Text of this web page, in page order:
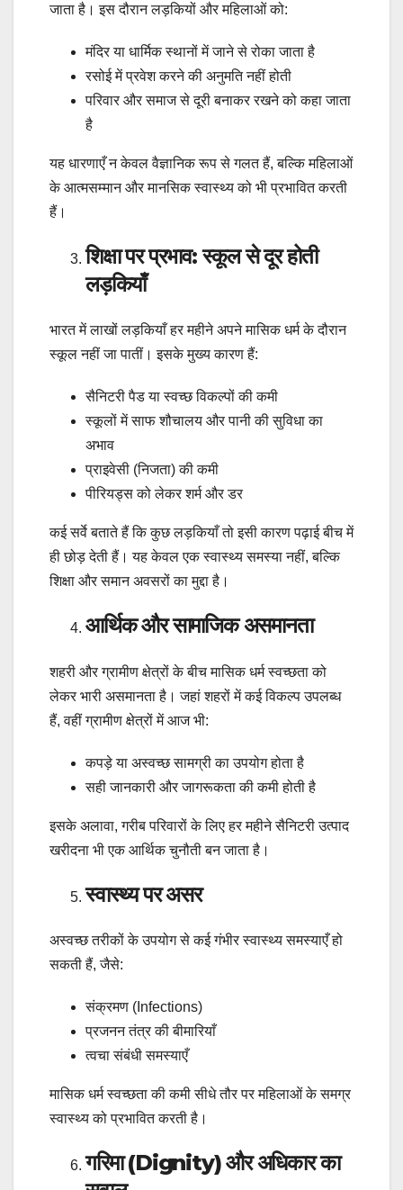
जाता है। इस दौरान लड़कियों और महिलाओं को:
मंदिर या धार्मिक स्थानों में जाने से रोका जाता है
रसोई में प्रवेश करने की अनुमति नहीं होती
परिवार और समाज से दूरी बनाकर रखने को कहा जाता
है
यह धारणाएँ न केवल वैज्ञानिक रूप से गलत हैं, बल्कि महिलाओं
के आत्मसम्मान और मानसिक स्वास्थ्य को भी प्रभावित करती
हैं।
शिक्षा पर प्रभाव: स्कूल से दूर होती
लड़कियाँ
भारत में लाखों लड़कियाँ हर महीने अपने मासिक धर्म के दौरान
स्कूल नहीं जा पातीं। इसके मुख्य कारण हैं:
सैनिटरी पैड या स्वच्छ विकल्पों की कमी
स्कूलों में साफ शौचालय और पानी की सुविधा का
अभाव
प्राइवेसी (निजता) की कमी
पीरियड्स को लेकर शर्म और डर
कई सर्वे बताते हैं कि कुछ लड़कियाँ तो इसी कारण पढ़ाई बीच में
ही छोड़ देती हैं। यह केवल एक स्वास्थ्य समस्या नहीं, बल्कि
शिक्षा और समान अवसरों का मुद्दा है।
आर्थिक और सामाजिक असमानता
शहरी और ग्रामीण क्षेत्रों के बीच मासिक धर्म स्वच्छता को
लेकर भारी असमानता है। जहां शहरों में कई विकल्प उपलब्ध
हैं, वहीं ग्रामीण क्षेत्रों में आज भी:
कपड़े या अस्वच्छ सामग्री का उपयोग होता है
सही जानकारी और जागरूकता की कमी होती है
इसके अलावा, गरीब परिवारों के लिए हर महीने सैनिटरी उत्पाद
खरीदना भी एक आर्थिक चुनौती बन जाता है।
स्वास्थ्य पर असर
अस्वच्छ तरीकों के उपयोग से कई गंभीर स्वास्थ्य समस्याएँ हो
सकती हैं, जैसे:
संक्रमण (Infections)
प्रजनन तंत्र की बीमारियाँ
त्वचा संबंधी समस्याएँ
मासिक धर्म स्वच्छता की कमी सीधे तौर पर महिलाओं के समग्र
स्वास्थ्य को प्रभावित करती है।
गरिमा (Dignity) और अधिकार का